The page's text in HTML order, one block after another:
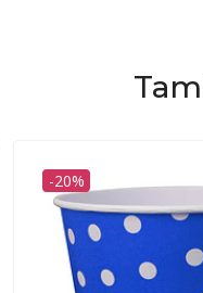
-20%